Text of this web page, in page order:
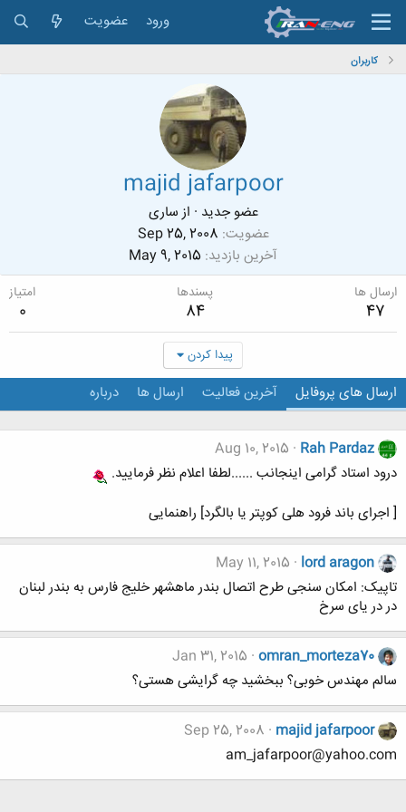
ورود عضویت
کاربران
majid jafarpoor
عضو جدید · ازساری
عضویت Sep 25, 2008
آخرین بازدید May 9, 2015
ارسال ها
47
پسندها
84
امتیاز
0
پیدا کردن
ارسال های پروفایل آخرین فعالیت ارسال ها درباره
Rah Pardaz
Aug 10, 2015
درود استاد گرامی اینجانب ......لطفا اعلام نظر فرمایید.
[ اجرای باند فرود هلی کوپتر یا بالگرد] راهنمایی
lord aragon
May 11, 2015
تاپیک: امکان سنجی طرح اتصال بندر ماهشهر خلیج فارس به بندر لبنان
در در یای سرخ
omran_morteza70
Jan 31, 2015
سالم مهندس خوبی؟ ببخشید چه گرایشی هستی؟
majid jafarpoor
Sep 25, 2008
am_jafarpoor@yahoo.com